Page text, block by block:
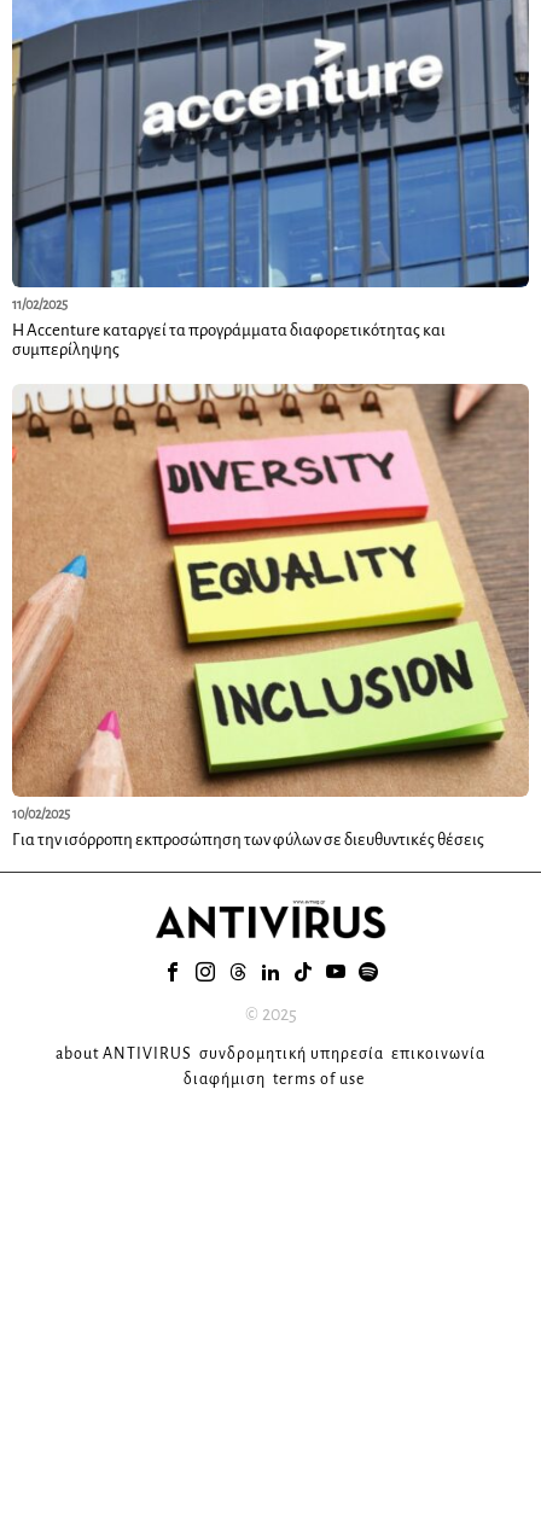
11/02/2025
Η Accenture καταργεί τα προγράμματα διαφορετικότητας και
συμπερίληψης
10/02/2025
Για την ισόρροπη εκπροσώπηση των φύλων σε διευθυντικές θέσεις
© 2025
about ANTIVIRUS συνδρομητική υπηρεσία επικοινωνία
διαφήμιση terms of use